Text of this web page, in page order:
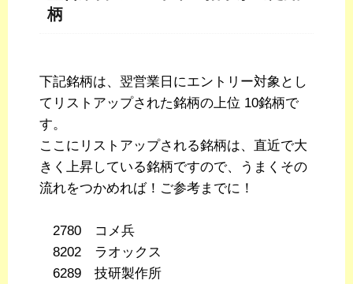
柄
下記銘柄は、翌営業日にエントリー対象とし
てリストアップされた銘柄の上位 10銘柄で
す。
ここにリストアップされる銘柄は、直近で大
きく上昇している銘柄ですので、うまくその
流れをつかめれば！ご参考までに！
2780 コメ兵
8202 ラオックス
6289 技研製作所